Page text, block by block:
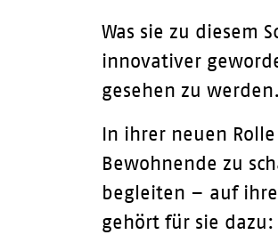
Was sie zu diesem
innovativer
gesehen zu werden.
In ihrer neuen
Bewohnende zu
begleiten – auf
gehört für sie